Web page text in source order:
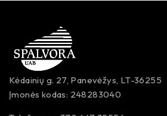
Kėdainių g. 27, Panevėžys, LT-36255
Įmonės kodas: 248283040